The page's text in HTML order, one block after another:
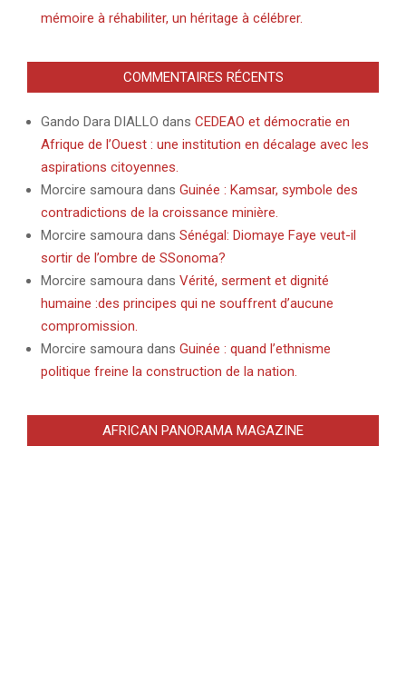
mémoire à réhabiliter, un héritage à célébrer.
COMMENTAIRES RÉCENTS
Gando Dara DIALLO dans CEDEAO et démocratie en
Afrique de l’Ouest : une institution en décalage avec les
aspirations citoyennes.
Morcire samoura dans Guinée : Kamsar, symbole des
contradictions de la croissance minière.
Morcire samoura dans Sénégal: Diomaye Faye veut-il
sortir de l’ombre de SSonoma?
Morcire samoura dans Vérité, serment et dignité
humaine :des principes qui ne souffrent d’aucune
compromission.
Morcire samoura dans Guinée : quand l’ethnisme
politique freine la construction de la nation.
AFRICAN PANORAMA MAGAZINE